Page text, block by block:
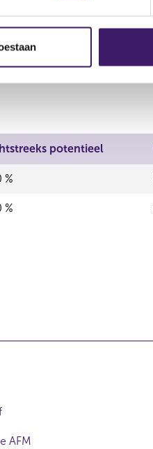
potentieel
%
%
AFM